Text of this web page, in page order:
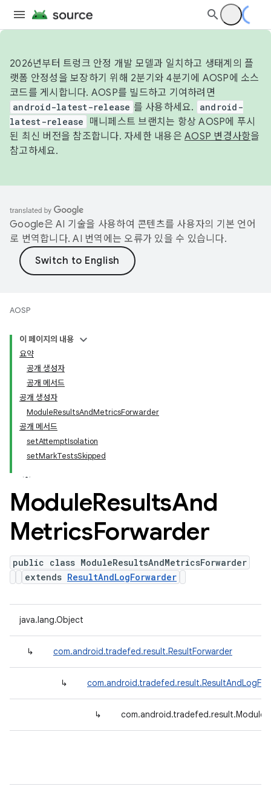
2026년부터 트렁크 안정 개발 모델과 일치하고 생태계의 플
랫폼 안정성을 보장하기 위해 2분기와 4분기에 AOSP에 소스
코드를 게시합니다. AOSP를 빌드하고 기여하려면
android-latest-release 를 사용하세요.
android-
latest-release
매니페스트 브랜치는 항상 AOSP에 푸시
된 최신 버전을 참조합니다. 자세한 내용은 AOSP 변경사항을
참고하세요.
Google은 AI 기술을 사용하여 콘텐츠를 사용자의 기본 언어
로 번역합니다. AI 번역에는 오류가 있을 수 있습니다.
AOSP
이 페이지의 내용
요약
공개 생성자
공개 메서드
공개 생성자
ModuleResultsAndMetricsForwarder
공개 메서드
setAttemptIsolation
setMarkTestsSkipped
ModuleResultsAnd
MetricsForwarder
public class ModuleResultsAndMetricsForwarder
extends ResultAndLogForwarder
java.lang.Object
↳ com.android.tradefed.result.ResultForwarder
↳
↳